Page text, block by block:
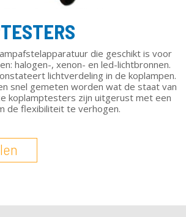
die geschikt is voor
halogen-, xenon- en led-lichtbronnen.
lichtverdeling in de koplampen.
snel gemeten worden wat de staat van
koplamptesters zijn uitgerust met een
de flexibiliteit te verhogen.